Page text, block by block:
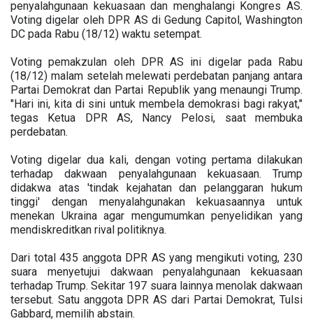
penyalahgunaan kekuasaan dan menghalangi Kongres AS.
Voting digelar oleh DPR AS di Gedung Capitol, Washington
DC pada Rabu (18/12) waktu setempat.
Voting pemakzulan oleh DPR AS ini digelar pada Rabu
(18/12) malam setelah melewati perdebatan panjang antara
Partai Demokrat dan Partai Republik yang menaungi Trump.
"Hari ini, kita di sini untuk membela demokrasi bagi rakyat,"
tegas Ketua DPR AS, Nancy Pelosi, saat membuka
perdebatan.
Voting digelar dua kali, dengan voting pertama dilakukan
terhadap dakwaan penyalahgunaan kekuasaan. Trump
didakwa atas 'tindak kejahatan dan pelanggaran hukum
tinggi' dengan menyalahgunakan kekuasaannya untuk
menekan Ukraina agar mengumumkan penyelidikan yang
mendiskreditkan rival politiknya.
Dari total 435 anggota DPR AS yang mengikuti voting, 230
suara menyetujui dakwaan penyalahgunaan kekuasaan
terhadap Trump. Sekitar 197 suara lainnya menolak dakwaan
tersebut. Satu anggota DPR AS dari Partai Demokrat, Tulsi
Gabbard, memilih abstain.